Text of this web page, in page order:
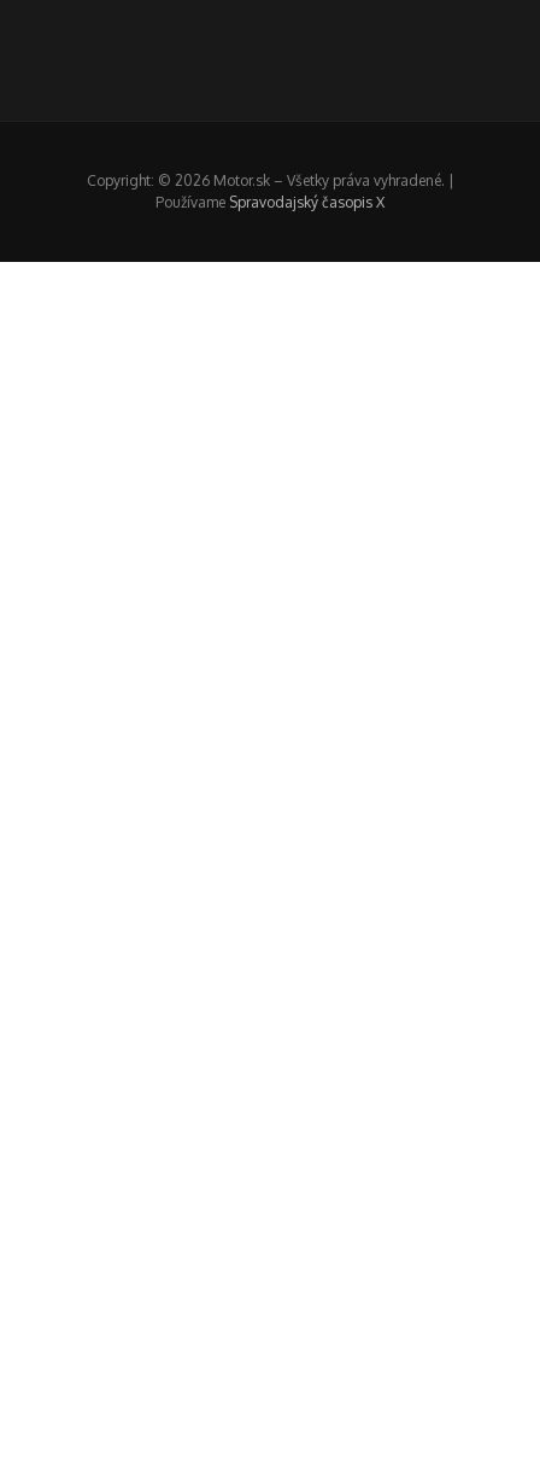
Copyright: © 2026 Motor.sk – Všetky práva vyhradené. |
Používame Spravodajský časopis X